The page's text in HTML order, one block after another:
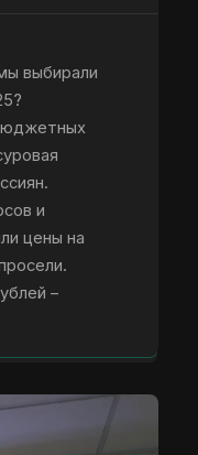
выбирали
и
цены на
–